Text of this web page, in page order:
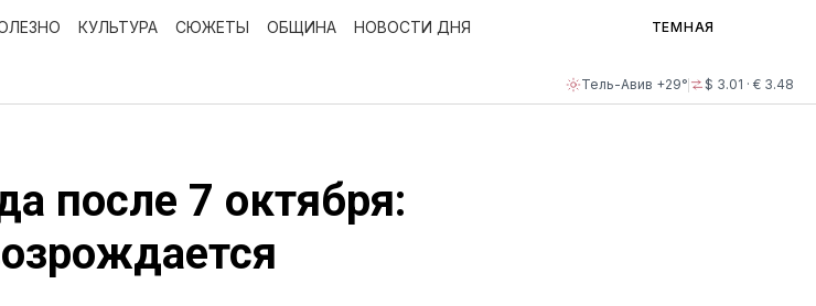
Тель-Авив +29° $ 3.01 · € 3.48
КУЛЬТУРА СЮЖЕТЫ ОБЩИНА НОВОСТИ ДНЯ ТЕМНАЯ
после 7 октября: